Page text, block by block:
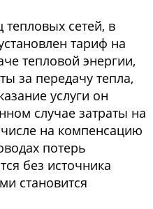
сетей, в
тариф на
тепловой энергии,
за передачу тепла,
услуги он
случае затраты на
на компенсацию
потерь
без источника
становится